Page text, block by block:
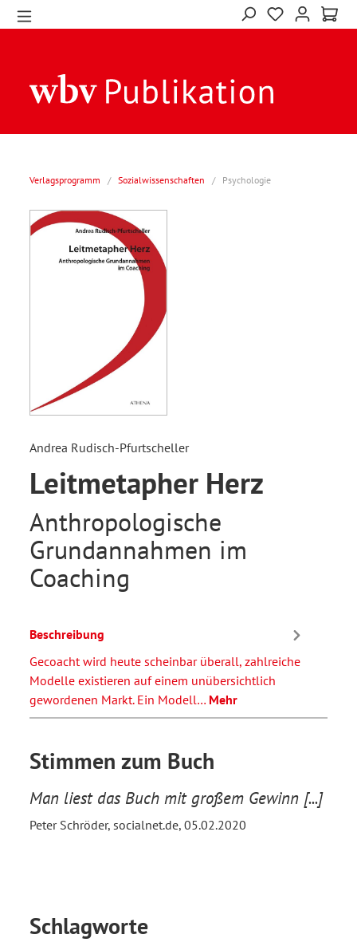
Verlagsprogramm / Sozialwissenschaften / Psychologie
Andrea Rudisch-Pfurtscheller
Leitmetapher Herz
Anthropologische
Grundannahmen im
Coaching
Beschreibung
Gecoacht wird heute scheinbar überall, zahlreiche
Modelle existieren auf einem unübersichtlich
gewordenen Markt. Ein Modell… Mehr
Stimmen zum Buch
Man liest das Buch mit großem Gewinn [...]
Peter Schröder, socialnet.de, 05.02.2020
Schlagworte